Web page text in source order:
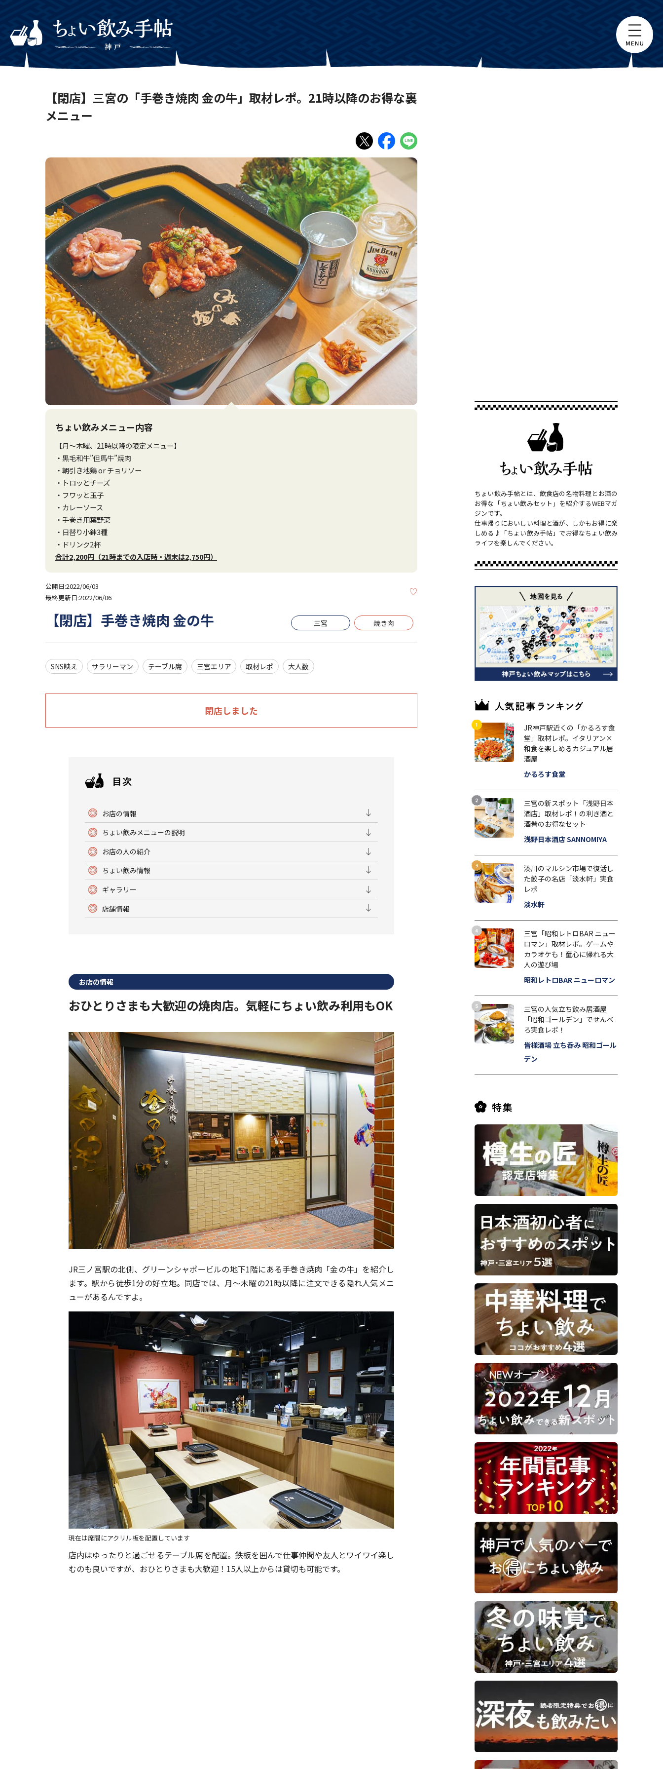
【閉店】三宮の「手巻き焼肉 金の牛」取材レポ。21時以降のお得な裏
メニュー
ちょい飲みメニュー内容
【月～木曜、21時以降の限定メニュー】
・黒毛和牛”但馬牛”焼肉
・朝引き地鶏 or チョリソー
・トロッとチーズ
・フワッと玉子
・カレーソース
・手巻き用葉野菜
・日替り小鉢3種
・ドリンク2杯
合計2,200円（21時までの入店時・週末は2,750円）
公開日:2022/06/03
最終更新日:2022/06/06
【閉店】手巻き焼肉 金の牛 三宮 焼き肉
SNS映え サラリーマン テーブル席 三宮エリア 取材レポ 大人数
閉店しました
お店の情報
ちょい飲みメニューの説明
お店の人の紹介
ちょい飲み情報
ギャラリー
店舗情報
お店の情報
おひとりさまも大歓迎の焼肉店。気軽にちょい飲み利用もOK
JR三ノ宮駅の北側、グリーンシャポービルの地下1階にある手巻き焼肉「金の牛」を紹介し
ます。駅から徒歩1分の好立地。同店では、月～木曜の21時以降に注文できる隠れ人気メニ
ューがあるんですよ。
現在は席間にアクリル板を配置しています
店内はゆったりと過ごせるテーブル席を配置。鉄板を囲んで仕事仲間や友人とワイワイ楽し
むのも良いですが、おひとりさまも大歓迎！15人以上からは貸切も可能です。
ちょい飲み手帖とは、飲食店の名物料理とお酒の
お得な「ちょい飲みセット」を紹介するWEBマガ
ジンです。
仕事帰りにおいしい料理と酒が、しかもお得に楽
しめる♪「ちょい飲み手帖」でお得なちょい飲み
ライフを楽しんでください。
JR神戸駅近くの「かるろす食
堂」取材レポ。イタリアン×
和食を楽しめるカジュアル居
酒屋
かるろす食堂
三宮の新スポット「浅野日本
酒店」取材レポ！の利き酒と
酒肴のお得なセット
浅野日本酒店 SANNOMIYA
湊川のマルシン市場で復活し
た餃子の名店「淡水軒」実食
レポ
淡水軒
三宮「昭和レトロBAR ニュー
ロマン」取材レポ。ゲームや
カラオケも！童心に帰れる大
人の遊び場
昭和レトロBAR ニューロマン
三宮の人気立ち飲み居酒屋
「昭和ゴールデン」でせんべ
ろ実食レポ！
皆様酒場 立ち呑み 昭和ゴール
デン